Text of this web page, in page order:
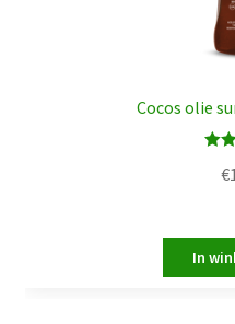
Cocos olie
€